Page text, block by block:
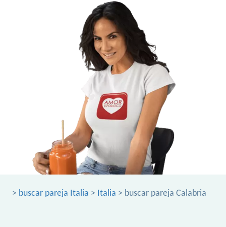
> buscar pareja Italia > Italia > buscar pareja Calabria